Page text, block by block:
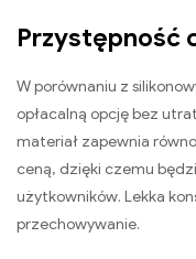
Przystępność
W porównaniu z
opłacalną opcję bez
materiał zapewnia
ceną, dzięki czemu
użytkowników. Lekka
przechowywanie.